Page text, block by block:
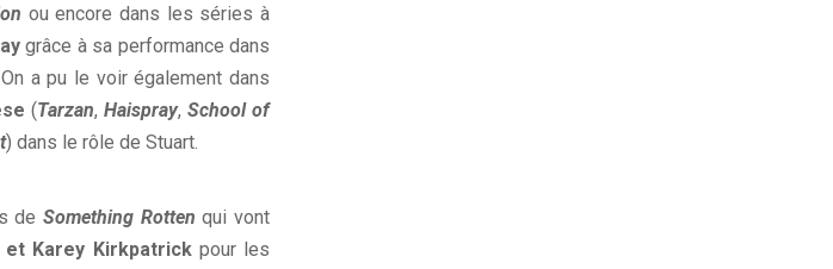
ou encore dans les séries à
grâce à sa performance dans
. On a pu le voir également dans
(Tarzan,Haispray,School of
) dans le rôle de Stuart.
de Something Rotten qui vont
et Karey Kirkpatrickpour les